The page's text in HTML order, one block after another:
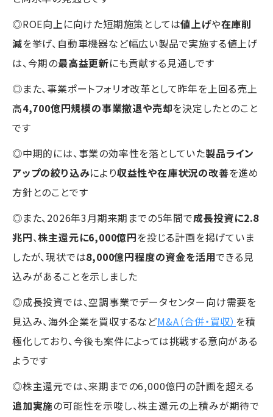
◎ROE向上に向けた短期施策としては値上げや在庫削
減を挙げ、自動車機器など幅広い製品で実施する値上げ
は、今期の最高益更新にも貢献する見通しです
◎また、事業ポートフォリオ改革として昨年を上回る売上
高4,700億円規模の事業撤退や売却を決定したとのこと
です
◎中期的には、事業の効率性を落としていた製品ライン
アップの絞り込みにより収益性や在庫状況の改善を進め
方針とのことです
◎また、2026年3月期来期までの5年間で成長投資に2.8
兆円、株主還元に6,000億円を投じる計画を掲げていま
したが、現状では8,000億円程度の資金を活用できる見
込みがあることを示しました
◎成長投資では、空調事業でデータセンター向け需要を
見込み、海外企業を買収するなどM&A（合併・買収） を積
極化しており、今後も案件によっては挑戦する意向がある
ようです
◎株主還元では、来期までの6,000億円の計画を超える
追加実施の可能性を示唆し、株主還元の上積みが期待で